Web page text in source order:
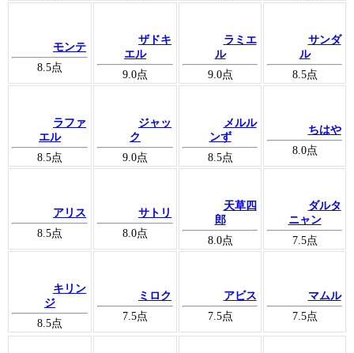
モンテ
8.5点
ザドキ
エル
9.0点
ラミエ
ル
9.0点
サンダ
ル
8.5点
ラファ
エル
8.5点
ジャッ
ク
9.0点
メルル
ンず
8.5点
ちはや
8.0点
アリス
8.5点
サトリ
8.0点
天草四
郎
8.0点
ダルタ
ニャン
7.5点
キリン
ジ
8.5点
ミロク
7.5点
アビス
7.5点
マムル
7.5点